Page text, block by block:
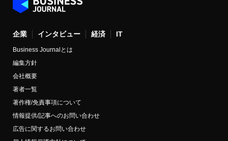
企業 インタビュー 経済 IT
Business Journalとは
編集方針
会社概要
著者一覧
著作権/免責事項について
情報提供/記事へのお問い合わせ
広告に関するお問い合わせ